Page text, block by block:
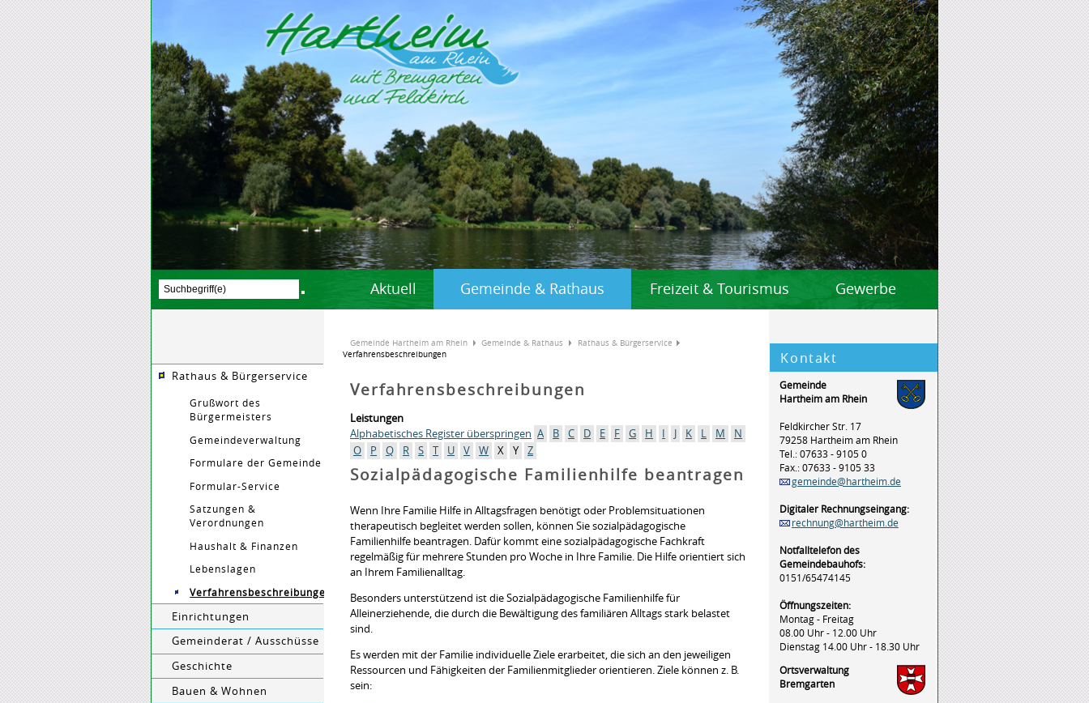
Aktuell Gemeinde & Rathaus Freizeit & Tourismus Gewerbe
Rathaus & Bürgerservice
Grußwort des
Bürgermeisters
Gemeindeverwaltung
Formulare der Gemeinde
Formular-Service
Satzungen &
Verordnungen
Haushalt & Finanzen
Lebenslagen
Verfahrensbeschreibungen
Einrichtungen
Gemeinderat / Ausschüsse
Geschichte
Bauen & Wohnen
Gemeinde Hartheim am Rhein Gemeinde & Rathaus
Rathaus & Bürgerservice
Verfahrensbeschreibungen
Verfahrensbeschreibungen
Leistungen
Alphabetisches Register überspringen A B C D E F G H I J K L M
N
O
P Q R S T U V W X Y Z
Sozialpädagogische Familienhilfe beantragen
Wenn Ihre Familie Hilfe in Alltagsfragen benötigt oder Problemsituationen
therapeutisch begleitet werden sollen, können Siesozialpädagogische
Familienhilfe beantragen. Dafür kommt eine sozialpädagogische Fachkraft
regelmäßig für mehrere Stunden pro Woche in Ihre Familie. Die Hilfe orientiert sich
an Ihrem Familienalltag.
Besonders unterstützend ist die Sozialpädagogische Familienhilfe für
Alleinerziehende, die durch die Bewältigung des familiären Alltags stark belastet
sind.
Es werden mit der Familie individuelle Ziele erarbeitet, die sich an den jeweiligen
Ressourcen und Fähigkeiten der Familien­mitglieder orientieren. Ziele können z. B.
sein:
Kontakt
Gemeinde
Hartheim am Rhein
Feldkircher Str. 17
79258 Hartheim am Rhein
Tel.: 07633 - 9105 0
Fax.: 07633 - 9105 33
gemeinde@hartheim.de
Digitaler Rechnungseingang:
rechnung@hartheim.de
Notfalltelefon des
Gemeindebauhofs:
0151/65474145
Öffnungszeiten:
Montag - Freitag
08.00 Uhr - 12.00 Uhr
Dienstag 14.00 Uhr - 18.30 Uhr
Ortsverwaltung
Bremgarten